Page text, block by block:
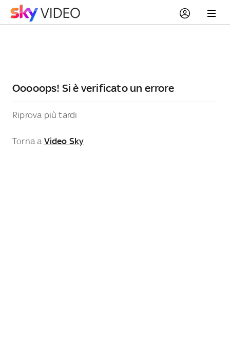
Ooooops! Si è verificato un errore
Riprova più tardi
Torna a Video Sky